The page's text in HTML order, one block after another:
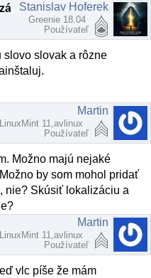
Stanislav Hoferek
Greenie 18.04
Používateľ
slovo slovak a rôzne
Martin
LinuxMint 11,avlinux
Používateľ
Možno majú nejaké
by som mohol pridať
nie? Skúsiť lokalizáciu a
Martin
LinuxMint 11,avlinux
Používateľ
vlc píše že mám